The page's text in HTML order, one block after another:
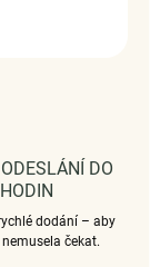
DO
dodání – aby
čekat.